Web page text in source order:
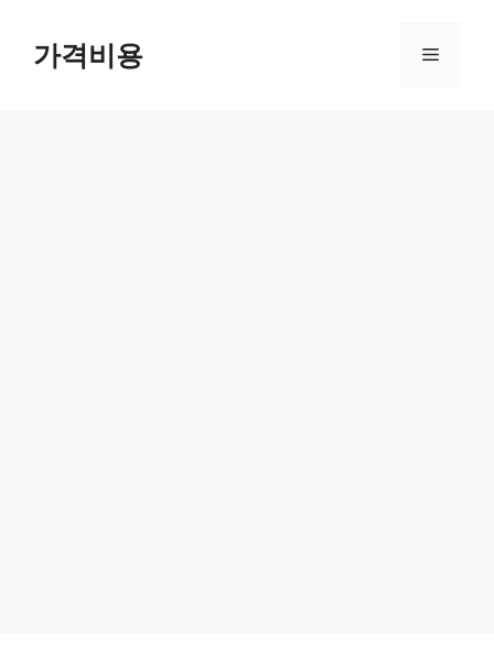
가격비용 메